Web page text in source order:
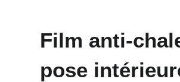
Film anti-
pose